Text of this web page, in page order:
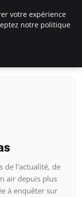
de l'actualité, de
air depuis plus
à enquêter sur
votre expérience
notre politique